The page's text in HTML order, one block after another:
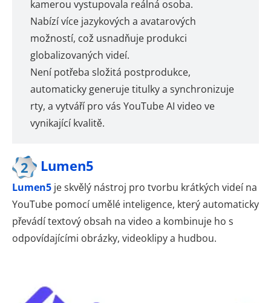
kamerou vystupovala reálná osoba.
Nabízí více jazykových a avatarových
možností, což usnadňuje produkci
globalizovaných videí.
Není potřeba složitá postprodukce,
automaticky generuje titulky a synchronizuje
rty, a vytváří pro vás YouTube AI video ve
vynikající kvalitě.
2 Lumen5
Lumen5 je skvělý nástroj pro tvorbu krátkých videí na
YouTube pomocí umělé inteligence, který automaticky
převádí textový obsah na video a kombinuje ho s
odpovídajícími obrázky, videoklipy a hudbou.